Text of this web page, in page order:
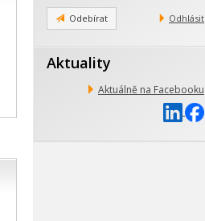
mail
Odebírat Odhlásit
Aktuality
Aktuálně na Facebooku